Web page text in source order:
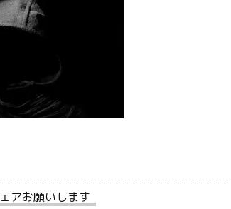
アお願いします